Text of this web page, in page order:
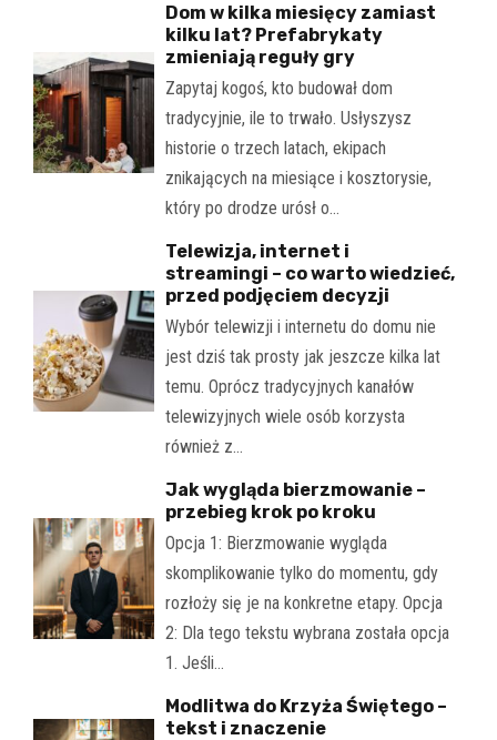
Dom w kilka miesięcy zamiast
kilku lat? Prefabrykaty
zmieniają reguły gry
Zapytaj kogoś, kto budował dom
tradycyjnie, ile to trwało. Usłyszysz
historie o trzech latach, ekipach
znikających na miesiące i kosztorysie,
który po drodze urósł o…
Telewizja, internet i
streamingi – co warto wiedzieć,
przed podjęciem decyzji
Wybór telewizji i internetu do domu nie
jest dziś tak prosty jak jeszcze kilka lat
temu. Oprócz tradycyjnych kanałów
telewizyjnych wiele osób korzysta
również z…
Jak wygląda bierzmowanie –
przebieg krok po kroku
Opcja 1: Bierzmowanie wygląda
skomplikowanie tylko do momentu, gdy
rozłoży się je na konkretne etapy. Opcja
2: Dla tego tekstu wybrana została opcja
1. Jeśli…
Modlitwa do Krzyża Świętego –
tekst i znaczenie